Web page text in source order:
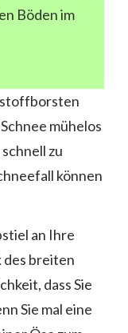
Böden im
mühelos
zu
können
an Ihre
des breiten
dass Sie
Sie mal eine